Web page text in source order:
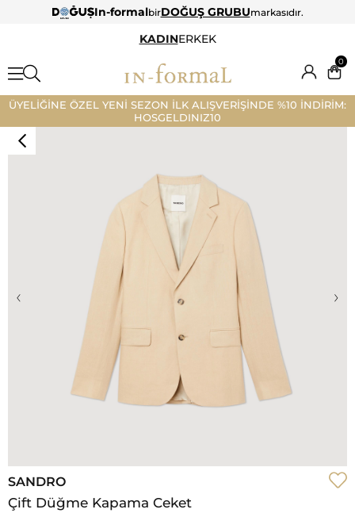
In-formalbirDOĞUŞ GRUBUmarkasıdır.
KADINERKEK
0
ÜYELİĞİNE ÖZEL YENİ SEZON İLK ALIŞVERİŞİNDE %10 İNDİRİM:
HOSGELDINIZ10
‹ ›
SANDRO
Çift Düğme Kapama Ceket